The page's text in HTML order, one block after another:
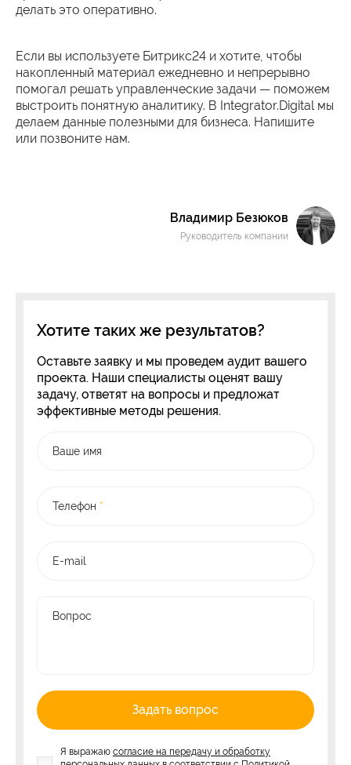
делать это оперативно.
Если вы используете Битрикс24 и хотите, чтобы
накопленный материал ежедневно и непрерывно
помогал решать управленческие задачи — поможем
выстроить понятную аналитику. В Integrator.Digital мы
делаем данные полезными для бизнеса. Напишите
или позвоните нам.
Владимир Безюков
Руководитель компании
Хотите таких же результатов?
Оставьте заявку и мы проведем аудит вашего
проекта. Наши специалисты оценят вашу
задачу, ответят на вопросы и предложат
эффективные методы решения.
Ваше имя
Телефон *
E-mail
Вопрос
Задать вопрос
Я выражаю согласие на передачу и обработку